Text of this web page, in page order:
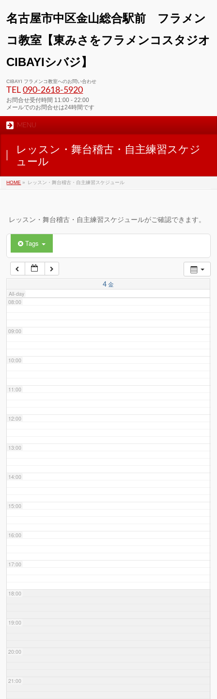
名古屋市中区金山総合駅前 フラメン
コ教室【東みさをフラメンコスタジオ
CIBAYIシバジ】
CIBAYI フラメンコ教室へのお問い合わせ
TEL090-2618‐5920
お問合せ受付時間 11:00 - 22:00
メールでのお問合せは24時間です
MENU
レッスン・舞台稽古・自主練習スケジ
ュール
HOME » レッスン・舞台稽古・自主練習スケジュール
レッスン・舞台稽古・自主練習スケジュールがご確認できます。
Tags
4 金
All-day
01:00
02:00
03:00
04:00
06:00
07:00
08:00
09:00
10:00
11:00
12:00
13:00
14:00
15:00
16:00
17:00
18:00
19:00
20:00
21:00